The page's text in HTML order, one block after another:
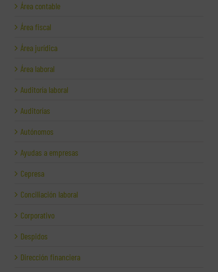
Área contable
Área fiscal
Área jurídica
Área laboral
Auditoría laboral
Auditorías
Autónomos
Ayudas a empresas
Cepresa
Conciliación laboral
Corporativo
Despidos
Dirección financiera